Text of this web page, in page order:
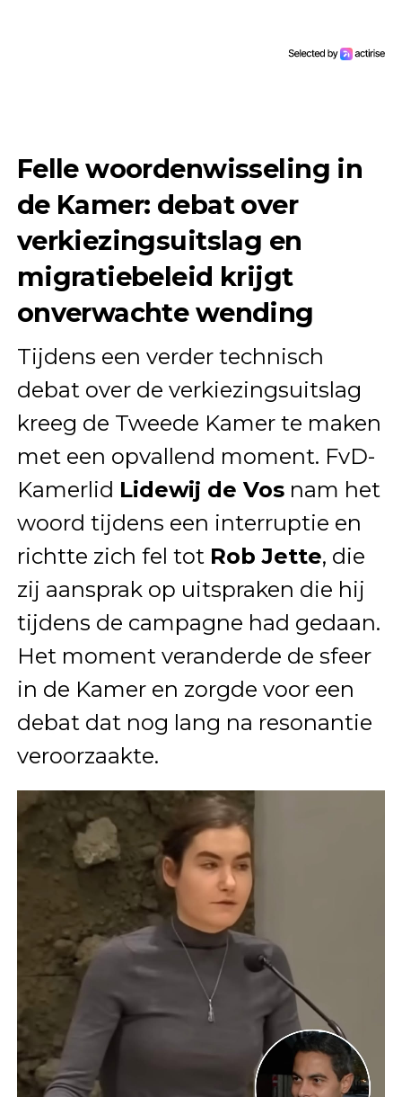
Felle woordenwisseling in
de Kamer: debat over
verkiezingsuitslag en
migratiebeleid krijgt
onverwachte wending
Tijdens een verder technisch
debat over de verkiezingsuitslag
kreeg de Tweede Kamer te maken
met een opvallend moment. FvD-
Kamerlid Lidewij de Vosnam het
woord tijdens een interruptie en
richtte zich fel tot Rob Jette, die
zij aansprak op uitspraken die hij
tijdens de campagne had gedaan.
Het moment veranderde de sfeer
in de Kamer en zorgde voor een
debat dat nog lang na resonantie
veroorzaakte.